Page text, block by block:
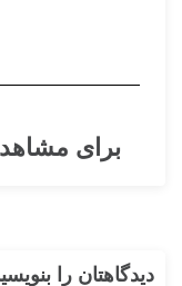
برای
دیدگاهتان را